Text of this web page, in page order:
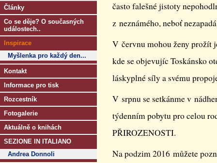
Články
Co se děje? O současných
událostech..
Inspirace
Myšlenka pro každý den...
Kontakt
Informace pro tisk
Rozcestník
Fotogalerie
Aktuálně o knihách
SEZIONE IN ITALIANO
Andrea Donnoli
často falešné jistoty
z neznámého, neboť
V červnu mohou ženy prožít
kde se objevujíc Toskánsko
láskyplné síly a svému
V srpnu se setkánme v
týdenním pobytu pro celou
PŘIROZENOSTI.
Na podzim 2016 můžete